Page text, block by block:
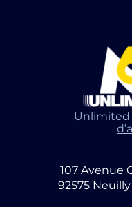
Unlimited
107 Avenue
92575